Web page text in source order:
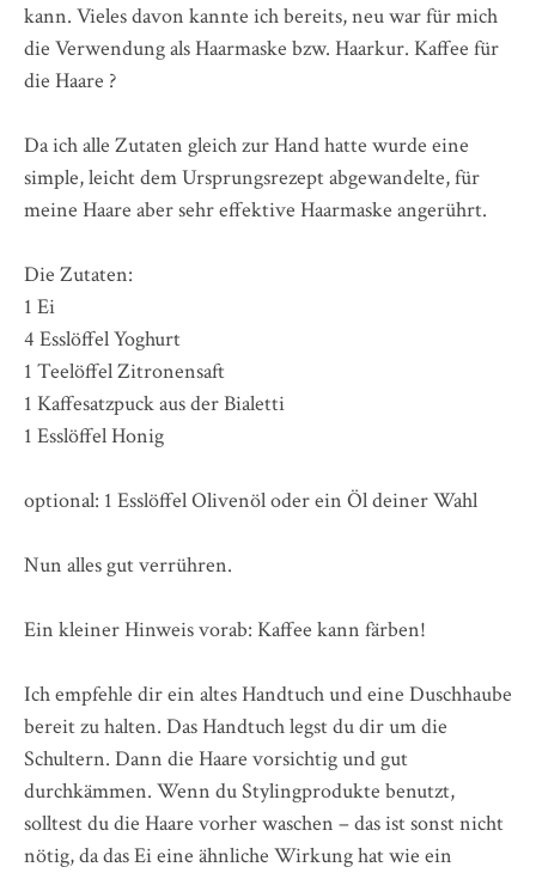
kann. Vieles davon kannte ich bereits, neu war für mich
die Verwendung als Haarmaske bzw. Haarkur. Kaffee für
die Haare ?
Da ich alle Zutaten gleich zur Hand hatte wurde eine
simple, leicht dem Ursprungsrezept abgewandelte, für
meine Haare aber sehr effektive Haarmaske angerührt.
Die Zutaten:
1 Ei
4 Esslöffel Yoghurt
1 Teelöffel Zitronensaft
1 Kaffesatzpuck aus der Bialetti
1 Esslöffel Honig
optional: 1 Esslöffel Olivenöl oder ein Öl deiner Wahl
Nun alles gut verrühren.
Ein kleiner Hinweis vorab: Kaffee kann färben!
Ich empfehle dir ein altes Handtuch und eine Duschhaube
bereit zu halten. Das Handtuch legst du dir um die
Schultern. Dann die Haare vorsichtig und gut
durchkämmen. Wenn du Stylingprodukte benutzt,
solltest du die Haare vorher waschen – das ist sonst nicht
nötig, da das Ei eine ähnliche Wirkung hat wie ein